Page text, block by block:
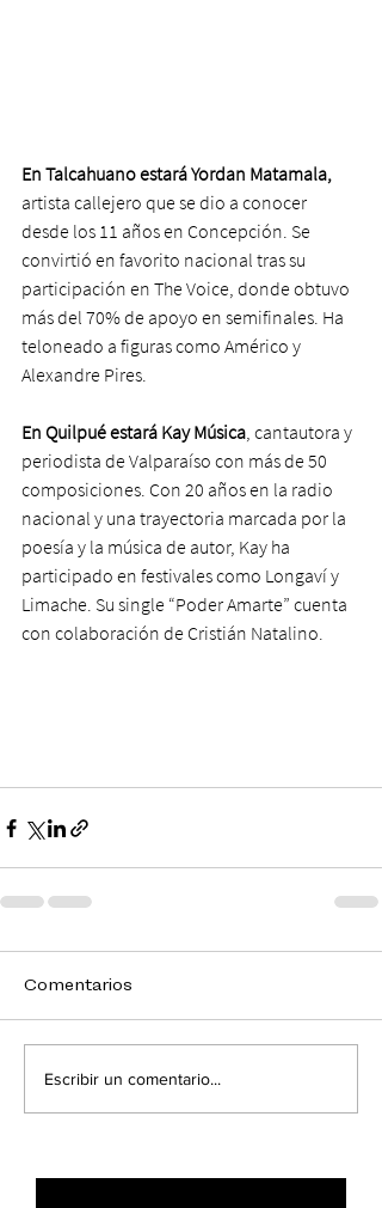
En Talcahuano estará Yordan Matamala,
artista callejero que se dio a conocer
desde los 11 años en Concepción. Se
convirtió en favorito nacional tras su
participación en The Voice, donde obtuvo
más del 70% de apoyo en semifinales. Ha
teloneado a figuras como Américo y
Alexandre Pires.
En Quilpué estará Kay Música , cantautora y
periodista de Valparaíso con más de 50
composiciones. Con 20 años en la radio
nacional y una trayectoria marcada por la
poesía y la música de autor, Kay ha
participado en festivales como Longaví y
Limache. Su single “Poder Amarte” cuenta
con colaboración de Cristián Natalino.
Comentarios
Escribir un comentario...